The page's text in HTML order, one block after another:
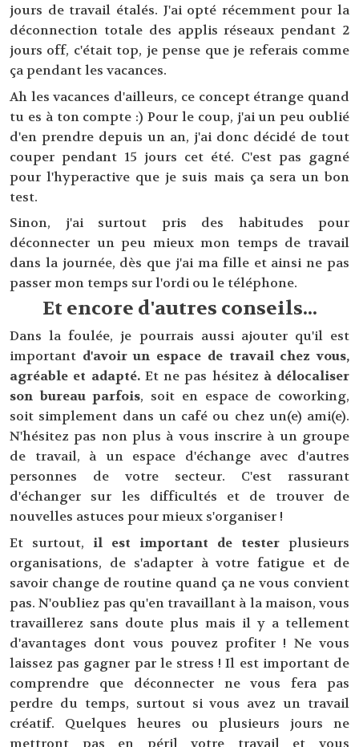
jours de travail étalés. J'ai opté récemment pour la
déconnection totale des applis réseaux pendant 2
jours off, c'était top, je pense que je referais comme
ça pendant les vacances.
Ah les vacances d'ailleurs, ce concept étrange quand
tu es à ton compte :) Pour le coup, j'ai un peu oublié
d'en prendre depuis un an, j'ai donc décidé de tout
couper pendant 15 jours cet été. C'est pas gagné
pour l'hyperactive que je suis mais ça sera un bon
test.
Sinon, j'ai surtout pris des habitudes pour
déconnecter un peu mieux mon temps de travail
dans la journée, dès que j'ai ma fille et ainsi ne pas
passer mon temps sur l'ordi ou le téléphone.
Et encore d'autres conseils...
Dans la foulée, je pourrais aussi ajouter qu'il est
important d'avoir un espace de travail chez vous,
agréable et adapté.Et ne pas hésitez à délocaliser
son bureau parfois, soit en espace de coworking,
soit simplement dans un café ou chez un(e) ami(e).
N'hésitez pas non plus à vous inscrire à un groupe
de travail, à un espace d'échange avec d'autres
personnes de votre secteur. C'est rassurant
d'échanger sur les difficultés et de trouver de
nouvelles astuces pour mieux s'organiser !
Et surtout, il est important de tester plusieurs
organisations, de s'adapter à votre fatigue et de
savoir change de routine quand ça ne vous convient
pas. N'oubliez pas qu'en travaillant à la maison, vous
travaillerez sans doute plus mais il y a tellement
d'avantages dont vous pouvez profiter ! Ne vous
laissez pas gagner par le stress ! Il est important de
comprendre que déconnecter ne vous fera pas
perdre du temps, surtout si vous avez un travail
créatif. Quelques heures ou plusieurs jours ne
mettront pas en péril votre travail et vous